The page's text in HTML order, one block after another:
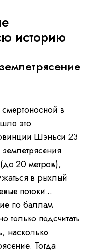
историю
смертоносной в
это
Шэньси 23
20 метров),
в рыхлый
потоки...
по баллам
только подсчитать
насколько
Тогда